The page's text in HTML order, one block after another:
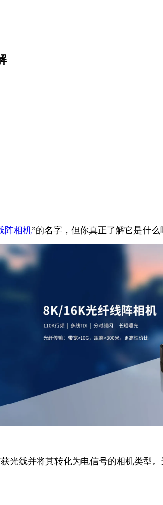
阵相机”的名字，但你真正了解它是什
线并将其转化为电信号的相机类型。